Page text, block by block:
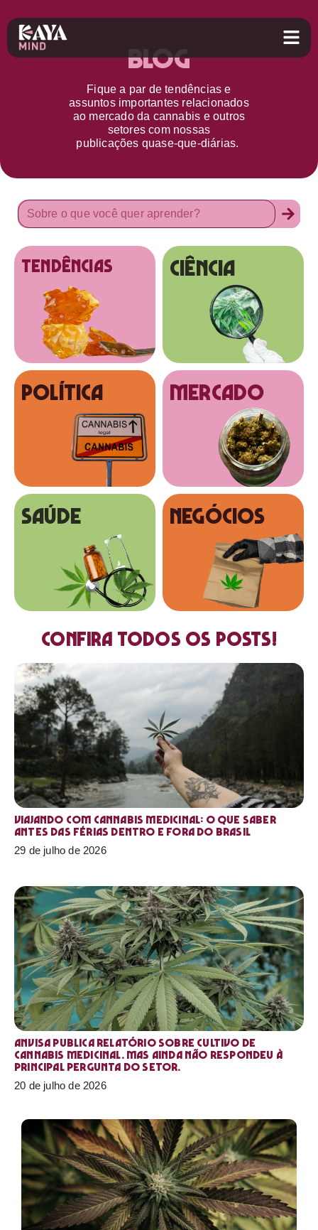
Blog
Fique a par detendências e
assuntos importantes relacionados
ao mercado da cannabis e outros
setorescom nossas
publicações quase-que-diárias.
tendências Ciência
Política MERCADO
SAÚDE NEGÓCIOS
Confira todos os posts!
Viajando com cannabis medicinal: o que saber
antes das férias dentro e fora do Brasil
29 de julho de 2026
Anvisa publica relatório sobre cultivo de
Cannabis medicinal. Mas ainda não respondeu à
principal pergunta do setor.
20 de julho de 2026